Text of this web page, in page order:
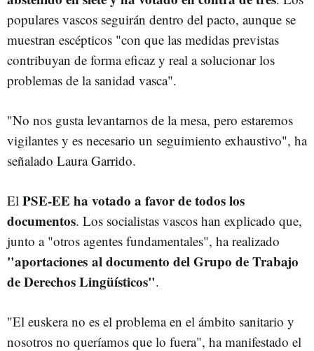
populares vascos seguirán dentro del pacto, aunque se
muestran escépticos "con que las medidas previstas
contribuyan de forma eficaz y real a solucionar los
problemas de la sanidad vasca".
"No nos gusta levantarnos de la mesa, pero estaremos
vigilantes y es necesario un seguimiento exhaustivo", ha
señalado Laura Garrido.
El PSE-EE ha votado a favor de todos los
documentos. Los socialistas vascos han explicado que,
junto a "otros agentes fundamentales", ha realizado
"aportaciones al documento del Grupo de Trabajo
de Derechos Lingüísticos".
"El euskera no es el problema en el ámbito sanitario y
nosotros no queríamos que lo fuera", ha manifestado el